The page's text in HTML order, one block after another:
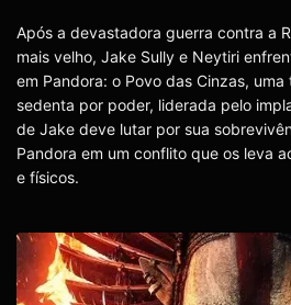
Após a devastadora guerra contra a
mais velho, Jake Sully e Neytiri
em Pandora: o Povo das Cinzas, uma
sedenta por poder, liderada pelo
de Jake deve lutar por sua
Pandora em um conflito que os leva
e físicos.